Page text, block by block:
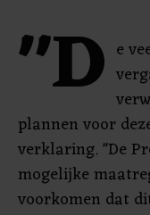
"D e
plannen voor
verklaring. "De
mogelijke
voorkomen dat